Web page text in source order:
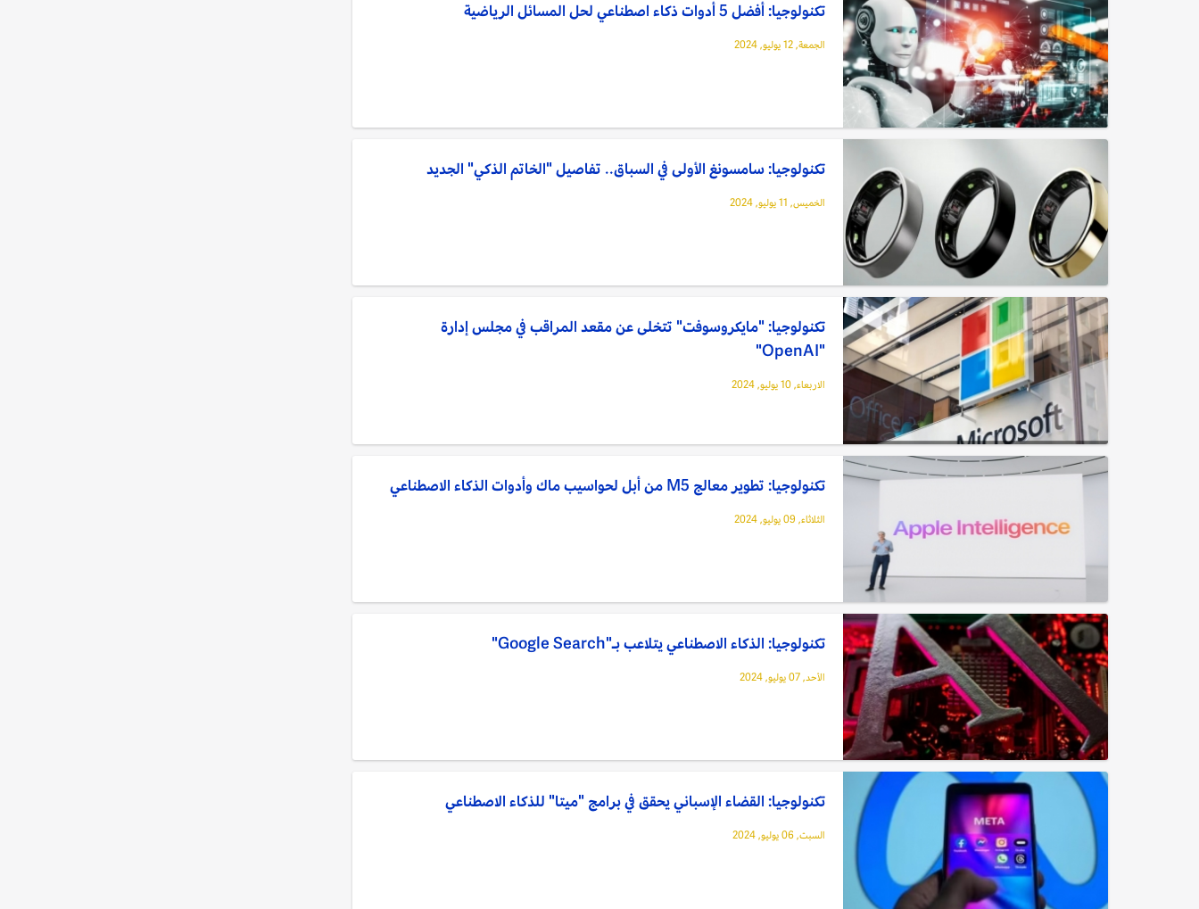
تكنولوجيا: أفضل 5 أدوات ذكاء اصطناعي لحل المسائل الرياضية
الجمعة, 12 يوليو, 2024
تكنولوجيا: سامسونغ الأولى في السباق.. تفاصيل "الخاتم الذكي" الجديد
الخميس, 11 يوليو, 2024
تكنولوجيا: "مايكروسوفت" تتخلى عن مقعد المراقب في مجلس إدارة
"OpenAI"
الاربعاء, 10 يوليو, 2024
تكنولوجيا: تطوير معالج M5 من أبل لحواسيب ماك وأدوات الذكاء الاصطناعي
الثلاثاء, 09 يوليو, 2024
تكنولوجيا: الذكاء الاصطناعي يتلاعب بـ"Google Search"
الأحد, 07 يوليو, 2024
تكنولوجيا: القضاء الإسباني يحقق في برامج "ميتا" للذكاء الاصطناعي
السبت, 06 يوليو, 2024